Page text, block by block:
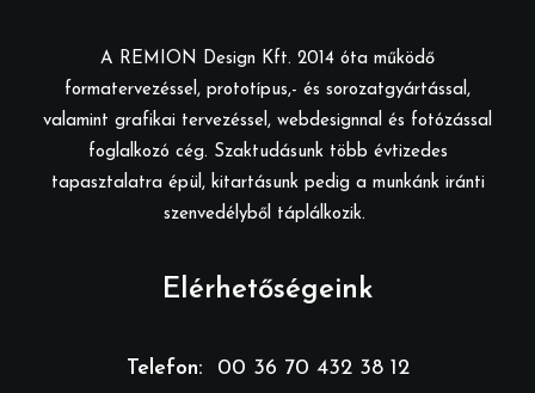
A REMION Design Kft. 2014 óta működő
formatervezéssel, prototípus,- és sorozatgyártással,
valamint grafikai tervezéssel, webdesignnal és fotózással
foglalkozó cég. Szaktudásunk több évtizedes
tapasztalatra épül, kitartásunk pedig a munkánk iránti
szenvedélyből táplálkozik.
Elérhetőségeink
Telefon:
00 36 70 432 38 12